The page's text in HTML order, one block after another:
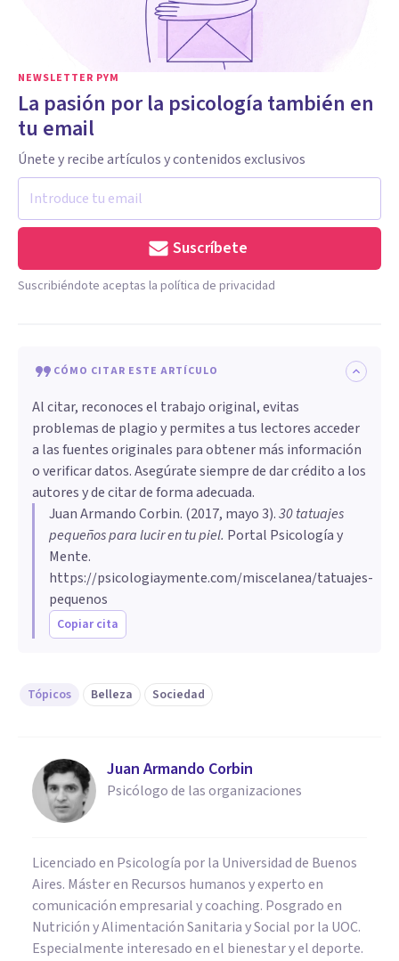
NEWSLETTER PYM
La pasión por la psicología también en
tu email
Únete y recibe artículos y contenidos exclusivos
Suscríbete
Suscribiéndote aceptas la política de privacidad
CÓMO CITAR ESTE ARTÍCULO
Al citar, reconoces el trabajo original, evitas
problemas de plagio y permites a tus lectores acceder
a las fuentes originales para obtener más información
o verificar datos. Asegúrate siempre de dar crédito a los
autores y de citar de forma adecuada.
Juan Armando Corbin. (2017, mayo 3).30 tatuajes
pequeños para lucir en tu piel. Portal Psicología y
Mente.
https://psicologiaymente.com/miscelanea/tatuajes-
pequenos
Copiar cita
Tópicos Belleza Sociedad
Juan Armando Corbin
Psicólogo de las organizaciones
Licenciado en Psicología por la Universidad de Buenos
Aires. Máster en Recursos humanos y experto en
comunicación empresarial y coaching. Posgrado en
Nutrición y Alimentación Sanitaria y Social por la UOC.
Especialmente interesado en el bienestar y el deporte.